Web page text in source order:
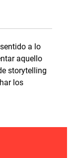
a lo
aquello
storytelling
los